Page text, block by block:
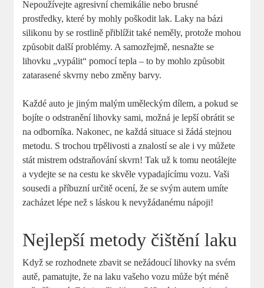
Nepoužívejte agresivní chemikálie nebo brusné
prostředky, které by mohly poškodit lak. Laky na bázi
silikonu by se rostlině přiblížit také neměly, protože mohou
způsobit další problémy. A samozřejmě, nesnažte se
lihovku „vypálit“ pomocí tepla – to by mohlo způsobit
zatarasené skvrny nebo změny barvy.
Každé auto je jiným malým uměleckým dílem, a pokud se
bojíte o odstranění lihovky sami, možná je lepší obrátit se
na odborníka. Nakonec, ne každá situace si žádá stejnou
metodu. S trochou trpělivosti a znalostí se ale i vy můžete
stát mistrem odstraňování skvrn! Tak už k tomu neotálejte
a vydejte se na cestu ke skvěle vypadajícímu vozu. Vaši
sousedi a příbuzní určitě ocení, že se svým autem umíte
zacházet lépe než s láskou k nevyžádanému nápoji!
Nejlepší metody čištění laku
Když se rozhodnete zbavit se nežádoucí lihovky na svém
autě, pamatujte, že na laku vašeho vozu může být méně